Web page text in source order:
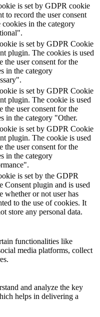
is set by GDPR cookie
to record the user consent
cookies in the category
is set by GDPR Cookie
plugin. The cookies is used
the user consent for the
in the category
is set by GDPR Cookie
plugin. The cookie is used
the user consent for the
in the category "Other.
is set by GDPR Cookie
plugin. The cookie is used
the user consent for the
in the category
is set by the GDPR
Consent plugin and is used
whether or not user has
to the use of cookies. It
store any personal data.
functionalities like
media platforms, collect
and analyze the key
helps in delivering a